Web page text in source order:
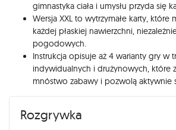
gimnastyka ciała i umysłu przyda się
Wersja XXL to wytrzymałe karty, które
każdej płaskiej nawierzchni,
pogodowych.
Instrukcja opisuje aż 4 warianty gry w
indywidualnych i drużynowych, które
mnóstwo zabawy i pozwolą aktywnie
Rozgrywka